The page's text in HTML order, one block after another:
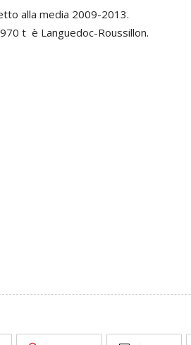
alla media 2009-2013.
t è Languedoc-Roussillon.